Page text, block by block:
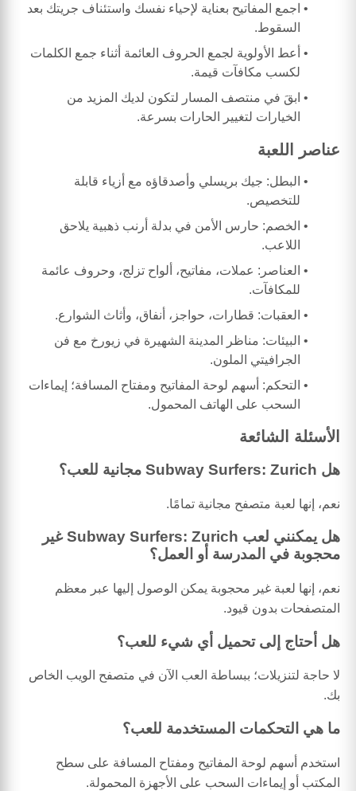
اجمع المفاتيح بعناية لإحياء نفسك واستئناف جريتك بعد
السقوط.
أعط الأولوية لجمع الحروف العائمة أثناء جمع الكلمات
لكسب مكافآت قيمة.
ابقَ في منتصف المسار لتكون لديك المزيد من
الخيارات لتغيير الحارات بسرعة.
عناصر اللعبة
البطل: جيك بريسلي وأصدقاؤه مع أزياء قابلة
للتخصيص.
الخصم: حارس الأمن في بدلة أرنب ذهبية يلاحق
اللاعب.
العناصر: عملات، مفاتيح، ألواح تزلج، وحروف عائمة
للمكافآت.
العقبات: قطارات، حواجز، أنفاق، وأثاث الشوارع.
البيئات: مناظر المدينة الشهيرة في زيورخ مع فن
الجرافيتي الملون.
التحكم: أسهم لوحة المفاتيح ومفتاح المسافة؛ إيماءات
السحب على الهاتف المحمول.
الأسئلة الشائعة
هل Subway Surfers: Zurich مجانية للعب؟
نعم، إنها لعبة متصفح مجانية تمامًا.
هل يمكنني لعب Subway Surfers: Zurich غير
محجوبة في المدرسة أو العمل؟
نعم، إنها لعبة غير محجوبة يمكن الوصول إليها عبر معظم
المتصفحات بدون قيود.
هل أحتاج إلى تحميل أي شيء للعب؟
لا حاجة لتنزيلات؛ ببساطة العب الآن في متصفح الويب الخاص
بك.
ما هي التحكمات المستخدمة للعب؟
استخدم أسهم لوحة المفاتيح ومفتاح المسافة على سطح
المكتب أو إيماءات السحب على الأجهزة المحمولة.